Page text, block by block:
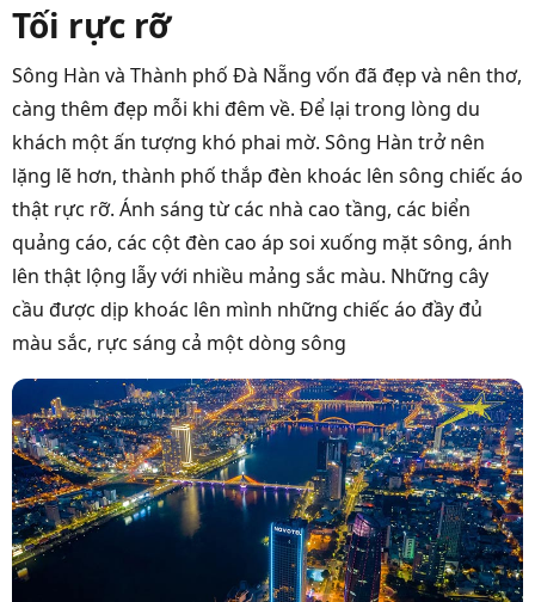
Tối rực rỡ
Sông Hàn và Thành phố Đà Nẵng vốn đã đẹp và nên thơ,
càng thêm đẹp mỗi khi đêm về. Để lại trong lòng du
khách một ấn tượng khó phai mờ. Sông Hàn trở nên
lặng lẽ hơn, thành phố thắp đèn khoác lên sông chiếc áo
thật rực rỡ. Ánh sáng từ các nhà cao tầng, các biển
quảng cáo, các cột đèn cao áp soi xuống mặt sông, ánh
lên thật lộng lẫy với nhiều mảng sắc màu. Những cây
cầu được dịp khoác lên mình những chiếc áo đầy đủ
màu sắc, rực sáng cả một dòng sông